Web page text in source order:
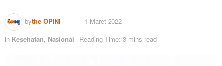
bythe OPINI
1 Maret 2022
in Kesehatan, Nasional Reading Time: 3 mins read